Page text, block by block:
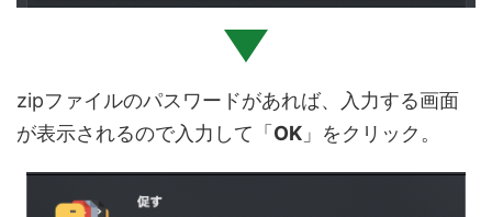
zipファイルのパスワードがあれば、入力する画面
が表示されるので入力して「 OK 」をクリック。